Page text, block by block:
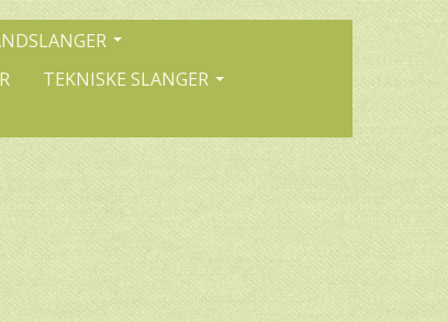
TEKNISKE SLANGER